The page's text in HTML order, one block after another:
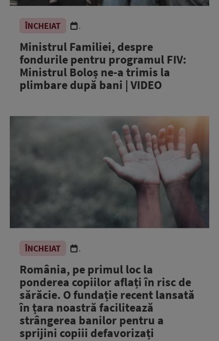
ÎNCHEIAT .
Ministrul Familiei, despre
fondurile pentru programul FIV:
Ministrul Boloș ne-a trimis la
plimbare după bani | VIDEO
ÎNCHEIAT .
România, pe primul loc la
ponderea copiilor aflați în risc de
sărăcie. O fundație recent lansată
în țara noastră facilitează
strângerea banilor pentru a
sprijini copiii defavorizați